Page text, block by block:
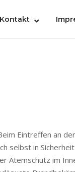
Kontakt
Eintreffen an
selbst in
Atemschutz im